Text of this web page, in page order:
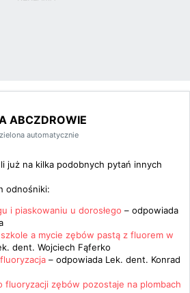
ABCZDROWIE
automatycznie
już na kilka podobnych pytań innych
odnośniki:
i piaskowaniu u dorosłego – odpowiada
a mycie zębów pastą z fluorem w
dent. Wojciech Fąferko
– odpowiada Lek. dent. Konrad
fluoryzacji zębów pozostaje na plombach